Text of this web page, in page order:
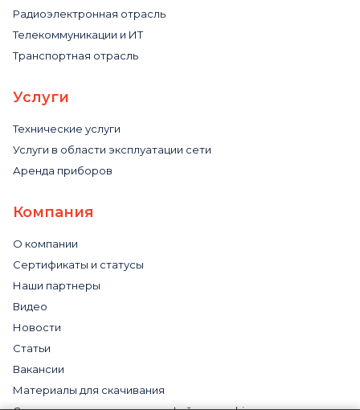
Радиоэлектронная отрасль
Телекоммуникации и ИТ
Транспортная отрасль
Услуги
Технические услуги
Услуги в области эксплуатации сети
Аренда приборов
Компания
О компании
Сертификаты и статусы
Наши партнеры
Видео
Новости
Статьи
Вакансии
Материалы для скачивания